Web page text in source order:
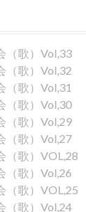
（歌）Vol,33
（歌）Vol,32
（歌）Vol,31
（歌）Vol,30
（歌）Vol,29
（歌）Vol,27
（歌）VOL,28
（歌）Vol,26
（歌）VOL,25
（歌）Vol,24